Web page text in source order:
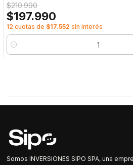
$210.990
$197.990
12 cuotas de $17.552 sin interés
Cantidad
Somos INVERSIONES SIPO SPA, una